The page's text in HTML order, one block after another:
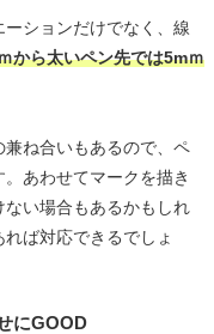
ションだけでなく、線
から太いペン先では5mｍ
ね合いもあるので、ペ
あわせてマークを描き
い場合もあるかもしれ
ば対応できるでしょ
にGOOD